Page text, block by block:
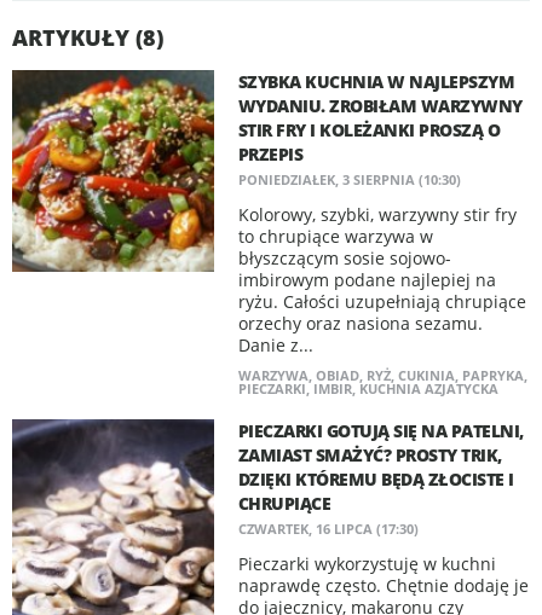
ARTYKUŁY (8)
SZYBKA KUCHNIA W NAJLEPSZYM
WYDANIU. ZROBIŁAM WARZYWNY
STIR FRY I KOLEŻANKI PROSZĄ O
PRZEPIS
PONIEDZIAŁEK, 3 SIERPNIA (10:30)
Kolorowy, szybki, warzywny stir fry
to chrupiące warzywa w
błyszczącym sosie sojowo-
imbirowym podane najlepiej na
ryżu. Całości uzupełniają chrupiące
orzechy oraz nasiona sezamu.
Danie z...
WARZYWA, OBIAD, RYŻ, CUKINIA, PAPRYKA,
PIECZARKI, IMBIR, KUCHNIA AZJATYCKA
PIECZARKI GOTUJĄ SIĘ NA PATELNI,
ZAMIAST SMAŻYĆ? PROSTY TRIK,
DZIĘKI KTÓREMU BĘDĄ ZŁOCISTE I
CHRUPIĄCE
CZWARTEK, 16 LIPCA (17:30)
Pieczarki wykorzystuję w kuchni
naprawdę często. Chętnie dodaję je
do jajecznicy, makaronu czy